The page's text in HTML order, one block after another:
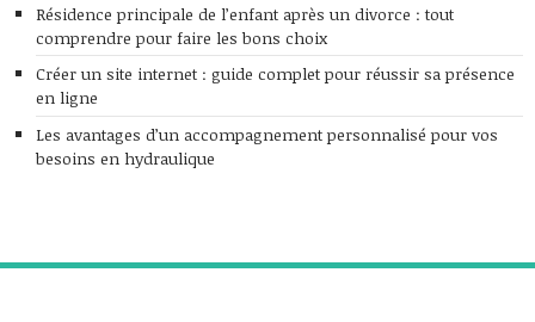
Résidence principale de l’enfant après un divorce : tout
comprendre pour faire les bons choix
Créer un site internet : guide complet pour réussir sa présence
en ligne
Les avantages d’un accompagnement personnalisé pour vos
besoins en hydraulique